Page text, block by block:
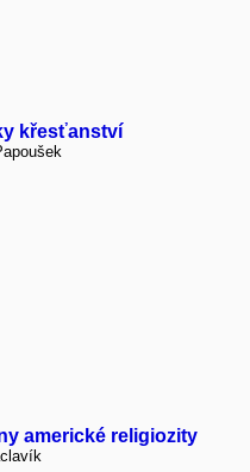
křesťanství
americké religiozity